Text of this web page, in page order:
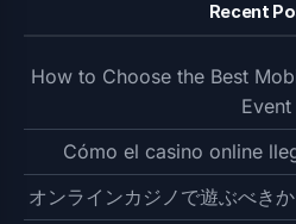
Recent
How to Choose the Best
Event
Cómo el casino online
オンラインカジノで遊ぶべき